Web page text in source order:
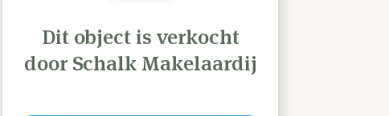
Dit object is verkocht
door Schalk Makelaardij